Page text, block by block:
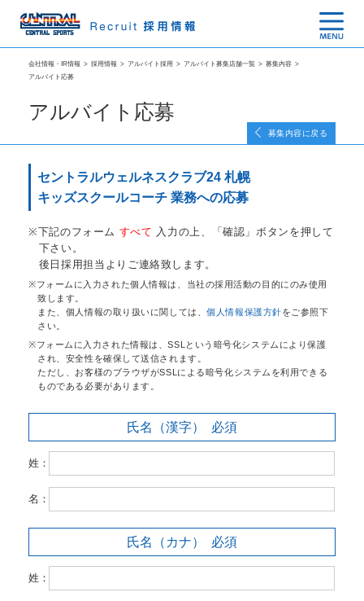
会社情報・IR情報 > 採用情報 > アルバイト採用 > アルバイト募集店舗一覧 > 募集内容 >
アルバイト応募
アルバイト応募
募集内容に戻る
セントラルウェルネスクラブ24 札幌
キッズスクールコーチ 業務への応募
下記のフォーム すべて 入力の上、「確認」ボタンを押して
下さい。
後日採用担当よりご連絡致します。
フォームに入力された個人情報は、当社の採用活動の目的にのみ使用
致します。
また、個人情報の取り扱いに関しては、個人情報保護方針をご参照下
さい。
フォームに入力された情報は、SSLという暗号化システムにより保護
され、安全性を確保して送信されます。
ただし、お客様のブラウザがSSLによる暗号化システムを利用できる
ものである必要があります。
氏名（漢字） 必須
姓：
名：
氏名（カナ） 必須
姓：